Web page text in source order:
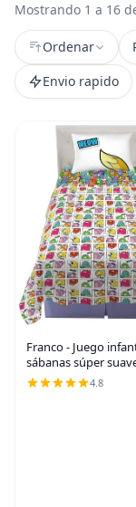
Mostrando 1 a 16
Ordenar
Envio rapido
Franco - Juego
sábanas súper
4.8